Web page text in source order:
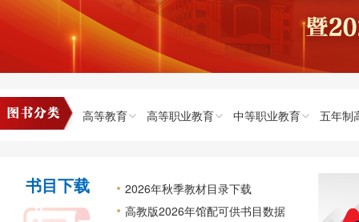
高等教育 高等职业教育 中等职业教育 五年制
书目下载
2026年秋季教材目录下载
高教版2026年馆配可供书目数据